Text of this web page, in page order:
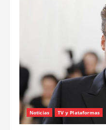
Noticias TV y Plataformas